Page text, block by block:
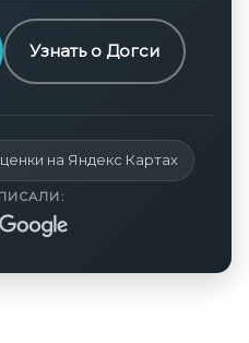
Узнать о Догси
на Яндекс Картах